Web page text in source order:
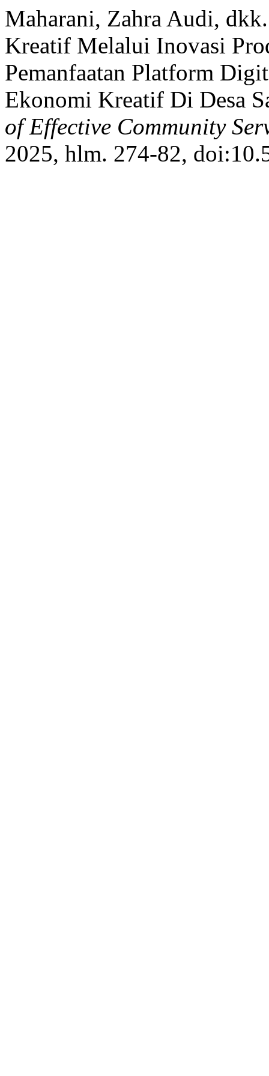
Maharani, Zahra Audi,
Kreatif Melalui Inovasi
Pemanfaatan Platform
Ekonomi Kreatif Di Desa
of Effective Community
2025, hlm. 274-82,